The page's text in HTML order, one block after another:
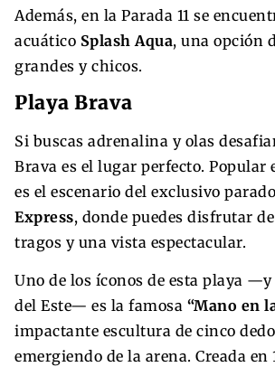
Además, en la Parada 11 se
acuático Splash Aqua, una opción
grandes y chicos.
Playa Brava
Si buscas adrenalina y olas
Brava es el lugar perfecto. Popular
es el escenario del exclusivo
Express, donde puedes disfrutar
tragos y una vista espectacular.
Uno de los íconos de esta playa —y
del Este— es la famosa “Mano en
impactante escultura de cinco
emergiendo de la arena. Creada en